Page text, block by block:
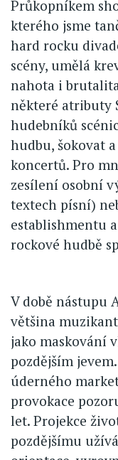
Průkopníkem
kterého jsme
hard rocku
scény, umělá
nahota i
některé atributy
hudebníků
hudbu, šokovat
koncertů. Pro
zesílení osobní
textech písní)
establishmentu
rockové hudbě
V době nástupu
většina
jako maskování
pozdějším
úderného
provokace
let. Projekce
pozdějšímu